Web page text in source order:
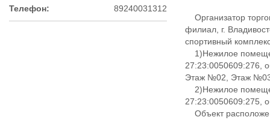
Телефон:
89240031312
Организатор
филиал, г.
спортивный
1)Нежилое
27:23:0050609:276,
Этаж №02, Этаж
2)Нежилое
27:23:0050609:275,
Объект